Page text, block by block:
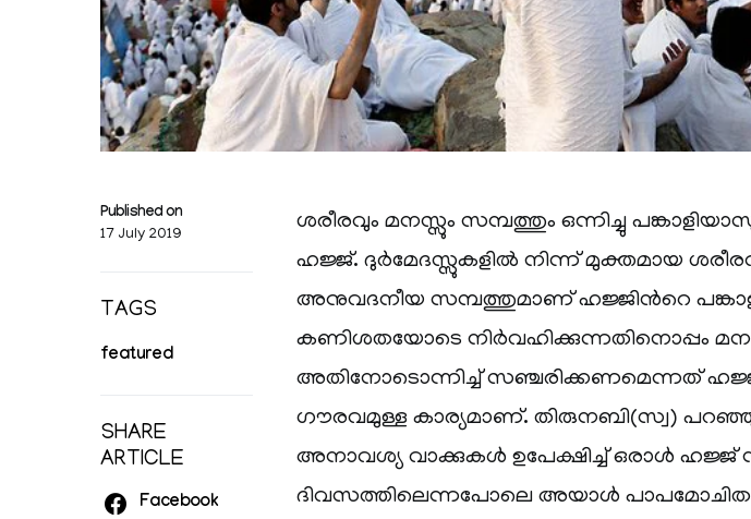
Published on
17 July 2019
TAGS
featured
SHARE
ARTICLE
Facebook
ശരീരവും മനസ്സും സമ്പത്തും ഒന്നിച്ചു
ഹജ്ജ്. ദുര്‍മേദസ്സുകളില്‍ നിന്ന് മുക്തമായ
അനുവദനീയ സമ്പത്തുമാണ് ഹജ്ജിന്‍റെ
കണിശതയോടെ നിര്‍വഹിക്കുന്നതിനൊപ്പം
അതിനോടൊന്നിച്ച് സഞ്ചരിക്കണമെന്നത്
ഗൗരവമുള്ള കാര്യമാണ്. തിരുനബി(സ്വ) പറഞ്ഞു:
അനാവശ്യ വാക്കുകള്‍ ഉപേക്ഷിച്ച് ഒരാള്‍ ഹജ്ജ്
ദിവസത്തിലെന്നപോലെ അയാള്‍